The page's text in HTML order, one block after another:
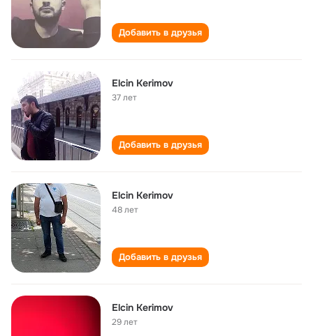
Добавить в друзья
Elcin Kerimov
37 лет
Добавить в друзья
Elcin Kerimov
48 лет
Добавить в друзья
Elcin Kerimov
29 лет